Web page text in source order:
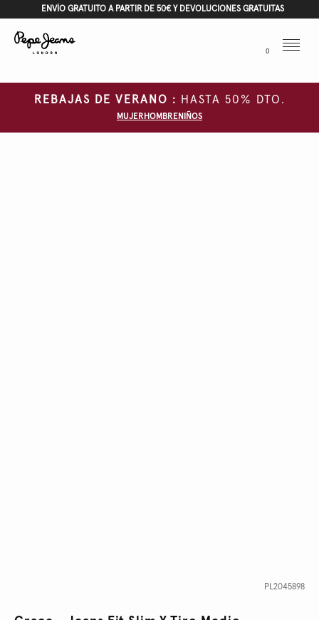
ENVÍO GRATUITO A PARTIR DE 50€ Y DEVOLUCIONES GRATUITAS
0
Menu
REBAJAS DE VERANO : HASTA 50% DTO.
MUJER HOMBRENIÑOS
PL2045898